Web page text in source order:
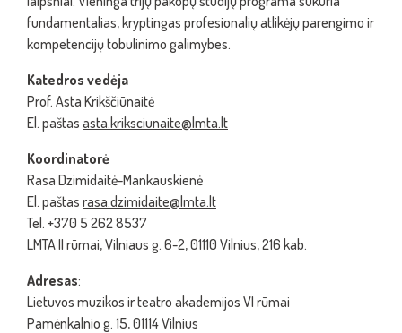
fundamentalias, kryptingas profesionalių atlikėjų parengimo ir
kompetencijų tobulinimo galimybes.
Katedros vedėja
Prof. Asta Krikščiūnaitė
El. paštas asta.kriksciunaite@lmta.lt
Koordinatorė
Rasa Dzimidaitė-Mankauskienė
El. paštas rasa.dzimidaite@lmta.lt
Tel. +370 5 262 8537
LMTA II rūmai, Vilniaus g. 6-2, 01110 Vilnius, 216 kab.
Adresas:
Lietuvos muzikos ir teatro akademijos VI rūmai
Pamėnkalnio g. 15, 01114 Vilnius